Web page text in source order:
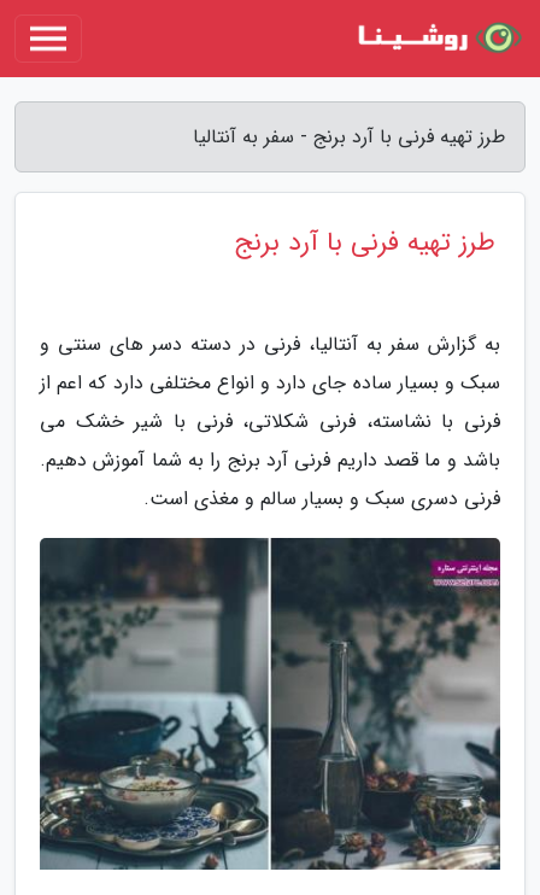
طرز تهیه فرنی با آرد برنج - سفر به آنتالیا
طرز تهیه فرنی با آرد برنج
به گزارش سفر به آنتالیا، فرنی در دسته دسر های سنتی و
سبک و بسیار ساده جای دارد و انواع مختلفی دارد که اعم از
فرنی با نشاسته، فرنی شکلاتی، فرنی با شیر خشک می
باشد و ما قصد داریم فرنی آرد برنج را به شما آموزش دهیم.
فرنی دسری سبک و بسیار سالم و مغذی است.